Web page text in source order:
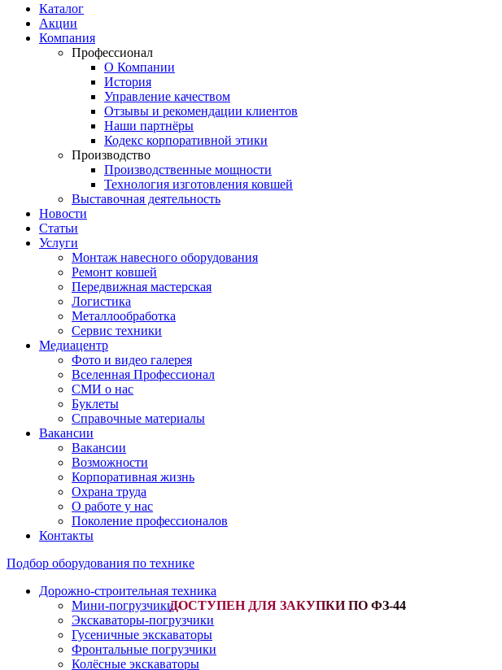
Каталог
Акции
Компания
Профессионал
О Компании
История
Управление качеством
Отзывы и рекомендации клиентов
Наши партнёры
Кодекс корпоративной этики
Производство
Производственные мощности
Технология изготовления ковшей
Выставочная деятельность
Новости
Статьи
Услуги
Монтаж навесного оборудования
Ремонт ковшей
Передвижная мастерская
Логистика
Металлообработка
Сервис техники
Медиацентр
Фото и видео галерея
Вселенная Профессионал
СМИ о нас
Буклеты
Справочные материалы
Вакансии
Вакансии
Возможности
Корпоративная жизнь
Охрана труда
О работе у нас
Поколение профессионалов
Контакты
Подбор оборудования по технике
Дорожно-строительная техника
Мини-погрузчики-
Экскаваторы-погрузчики
Гусеничные экскаваторы
Фронтальные погрузчики
Колёсные экскаваторы